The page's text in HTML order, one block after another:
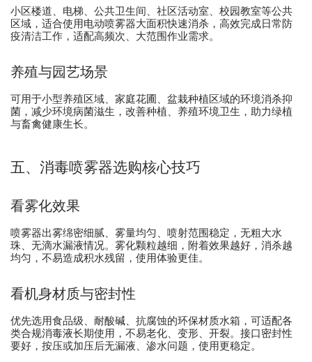
小区楼道、电梯、公共卫生间、社区活动室、校园教室等公共
区域，适合使用电动喷雾器大面积快速消杀，高效完成日常防
疫清洁工作，适配高频次、大范围作业需求。
养殖与园艺场景
可用于小型养殖区域、家庭花圃、盆栽种植区域的环境消杀抑
菌，减少环境病菌滋生，改善种植、养殖环境卫生，助力绿植
与畜禽健康生长。
五、消毒喷雾器选购核心技巧
看雾化效果
喷雾器出雾绵密细腻、雾量均匀、喷射范围稳定，无粗大水
珠、无滴水漏液情况。雾化颗粒越细，附着效果越好，消杀越
均匀，不易造成积水残留，使用体验更佳。
看机身材质与密封性
优先选用食品级、耐酸碱、抗腐蚀的环保材质水箱，可适配各
类合规消毒液长期使用，不易老化、变形、开裂。接口密封性
要好，按压或加压后无漏液、渗水问题，使用更稳定。